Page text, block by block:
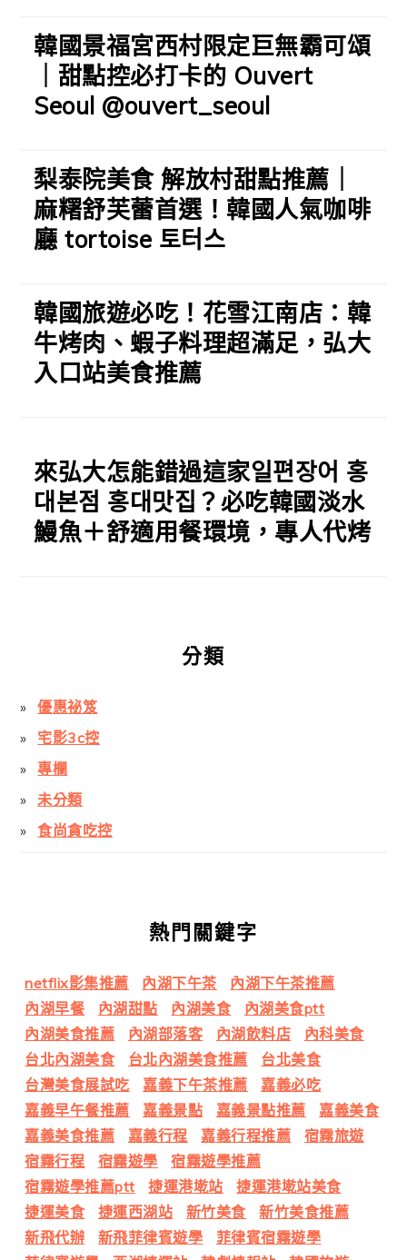
韓國景福宮西村限定巨無霸可頌
｜甜點控必打卡的 Ouvert
Seoul @ouvert_seoul
梨泰院美食 解放村甜點推薦｜
麻糬舒芙蕾首選！韓國人氣咖啡
廳 tortoise 토터스
韓國旅遊必吃！花雪江南店：韓
牛烤肉、蝦子料理超滿足，弘大
入口站美食推薦
來弘大怎能錯過這家일편장어 홍
대본점 홍대맛집？必吃韓國淡水
鰻魚＋舒適用餐環境，專人代烤
分類
優惠祕笈
宅影3c控
專欄
未分類
食尚貪吃控
熱門關鍵字
netflix影集推薦 內湖下午茶
內湖下午茶推薦
內湖早餐
內湖甜點 內湖美食
內湖美食ptt
內湖美食推薦
內湖部落客 內湖飲料店
內科美食
台北內湖美食
台北內湖美食推薦
台北美食
台灣美食展試吃
嘉義下午茶推薦
嘉義必吃
嘉義早午餐推薦
嘉義景點 嘉義景點推薦
嘉義美食
嘉義美食推薦
嘉義行程 嘉義行程推薦
宿霧旅遊
宿霧行程
宿霧遊學
宿霧遊學推薦
宿霧遊學推薦ptt
捷運港墘站
捷運港墘站美食
捷運美食
捷運西湖站 新竹美食
新竹美食推薦
新飛代辦
新飛菲律賓遊學
菲律賓宿霧遊學